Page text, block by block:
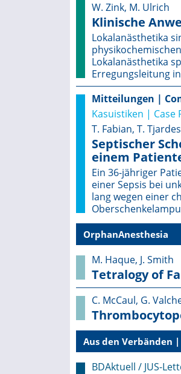
W. Zink, M. Ulrich
Klinische
Lokalanästhetika
Lokalanästhetika
Erregungsleitung
Mitteilungen |
Kasuistiken | Case
T. Fabian, T.
Septischer
einem
Ein 36-jähriger
einer Sepsis bei
lang wegen einer
OrphanAnesthesia
M. Haque, J. Smith
Tetralogy of
C. McCaul, G.
Aus den Verbänden
BDAktuell / JUS-